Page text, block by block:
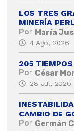
LOS TRES
MINERÍA
Por María
4 Ago, 2026
205 TIEMPOS
Por César
28 Jul, 2026
CAMBIO DE
Por Germán